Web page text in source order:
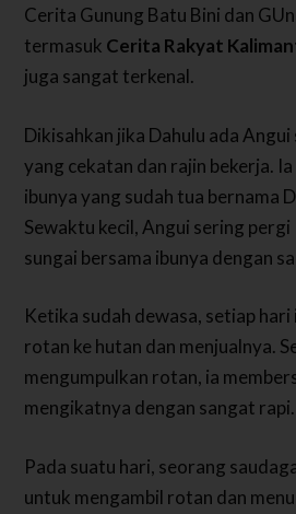
Cerita Gunung Batu Bini dan
termasuk Cerita Rakyat
juga sangat terkenal.
Dikisahkan jika Dahulu ada
yang cekatan dan rajin bekerja.
ibunya yang sudah tua bernama
Sewaktu kecil, Angui sering
sungai bersama ibunya dengan
Ketika sudah dewasa, setiap hari
rotan ke hutan dan menjualnya.
mengumpulkan rotan, ia
mengikatnya dengan sangat rapi.
Pada suatu hari, seorang
untuk mengambil rotan dan